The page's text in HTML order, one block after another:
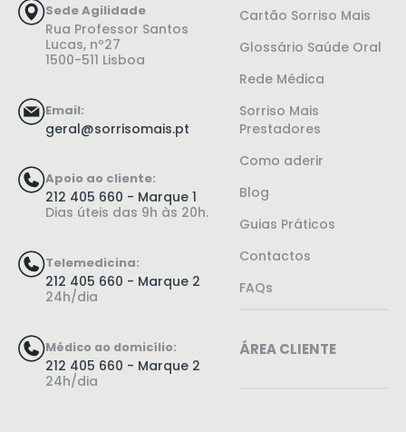
Sede Agilidade
Rua Professor Santos
Lucas, nº27
1500-511 Lisboa
Email:
geral@sorrisomais.pt
Apoio ao cliente:
212 405 660 - Marque 1
Dias úteis das 9h às 20h.
Telemedicina:
212 405 660 - Marque 2
24h/dia
Médico ao domicílio:
212 405 660 - Marque 2
24h/dia
Cartão Sorriso Mais
Glossário Saúde Oral
Rede Médica
Sorriso Mais
Prestadores
Como aderir
Blog
Guias Práticos
Contactos
FAQs
ÁREA CLIENTE